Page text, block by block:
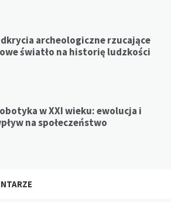
archeologiczne rzucające
światło na historię ludzkości
w XXI wieku: ewolucja i
na społeczeństwo